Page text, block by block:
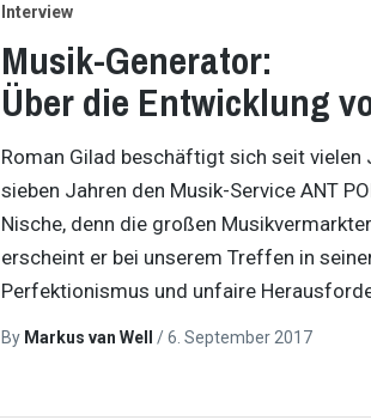
Interview
Musik-Generator:
Über die Entwicklung
Roman Gilad beschäftigt sich seit
sieben Jahren den Musik-Service ANT
Nische, denn die großen
erscheint er bei unserem Treffen in
Perfektionismus und unfaire
By Markus van Well/6. September 2017